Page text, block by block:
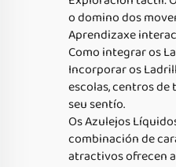
o domino dos
Aprendizaxe
Como integrar os
Incorporar os
escolas, centros
seu sentío.
Os Azulejos
combinación de
atractivos ofrecen